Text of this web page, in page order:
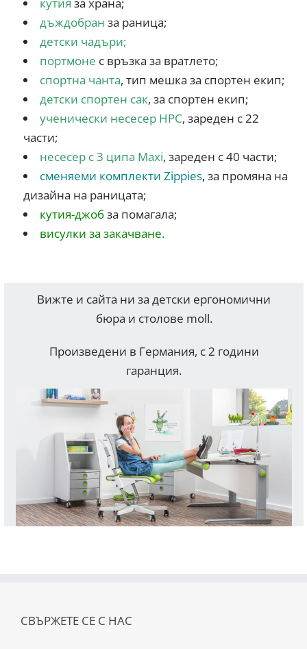
дъждобран за раница;
детски чадъри;
портмоне с връзка за вратлето;
спортна чанта, тип мешка за спортен екип;
детски спортен сак, за спортен екип;
ученически несесер HPC, зареден с 22
части;
несесер с 3 ципа Maxi, зареден с 40 части;
сменяеми комплекти Zippies,за промяна на
дизайна на раницата;
кутия-джобза помагала;
висулки за закачване.
Вижте и сайта ни за детски ергономични
бюра и столове moll.
Произведени в Германия, с 2 години
гаранция.
СВЪРЖЕТЕ СЕ С НАС